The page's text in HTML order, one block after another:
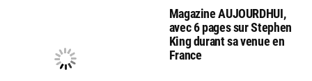
Magazine AUJOURDHUI,
avec 6 pages sur Stephen
King durant sa venue en
France